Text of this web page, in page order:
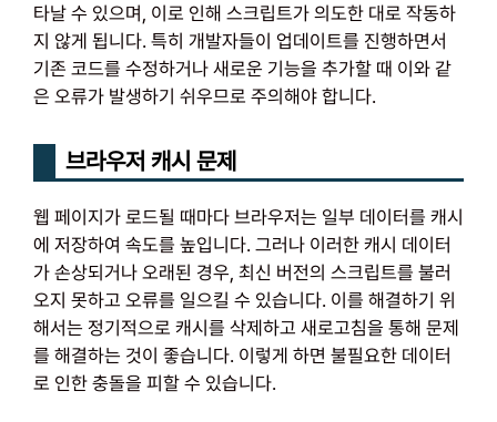
타날 수 있으며, 이로 인해 스크립트가 의도한 대로 작동하
지 않게 됩니다. 특히 개발자들이 업데이트를 진행하면서
기존 코드를 수정하거나 새로운 기능을 추가할 때 이와 같
은 오류가 발생하기 쉬우므로 주의해야 합니다.
브라우저 캐시 문제
웹 페이지가 로드될 때마다 브라우저는 일부 데이터를 캐시
에 저장하여 속도를 높입니다. 그러나 이러한 캐시 데이터
가 손상되거나 오래된 경우, 최신 버전의 스크립트를 불러
오지 못하고 오류를 일으킬 수 있습니다. 이를 해결하기 위
해서는 정기적으로 캐시를 삭제하고 새로고침을 통해 문제
를 해결하는 것이 좋습니다. 이렇게 하면 불필요한 데이터
로 인한 충돌을 피할 수 있습니다.